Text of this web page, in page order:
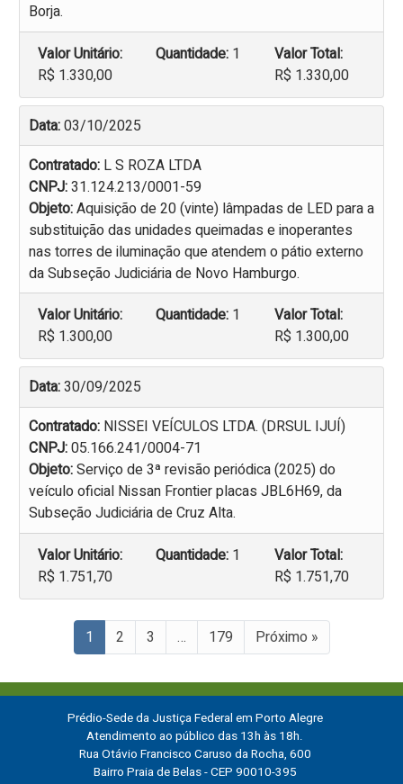
Borja.
Valor Unitário:
R$ 1.330,00
Quantidade: 1
Valor Total:
R$ 1.330,00
Data:03/10/2025
Contratado: L S ROZA LTDA
CNPJ:31.124.213/0001-59
Objeto:Aquisição de 20 (vinte) lâmpadas de LED para a
substituição das unidades queimadas e inoperantes
nas torres de iluminação que atendem o pátio externo
da Subseção Judiciária de Novo Hamburgo.
Valor Unitário:
R$ 1.300,00
Quantidade: 1
Valor Total:
R$ 1.300,00
Data:30/09/2025
Contratado: NISSEI VEÍCULOS LTDA. (DRSUL IJUÍ)
CNPJ:05.166.241/0004-71
Objeto:Serviço de 3ª revisão periódica (2025) do
veículo oficial Nissan Frontier placas JBL6H69, da
Subseção Judiciária de Cruz Alta.
Valor Unitário:
R$ 1.751,70
Quantidade: 1
Valor Total:
R$ 1.751,70
1 2 3 … 179 Próximo »
Prédio-Sede da Justiça Federal em Porto Alegre
Atendimento ao público das 13h às 18h.
Rua Otávio Francisco Caruso da Rocha, 600
Bairro Praia de Belas - CEP 90010-395